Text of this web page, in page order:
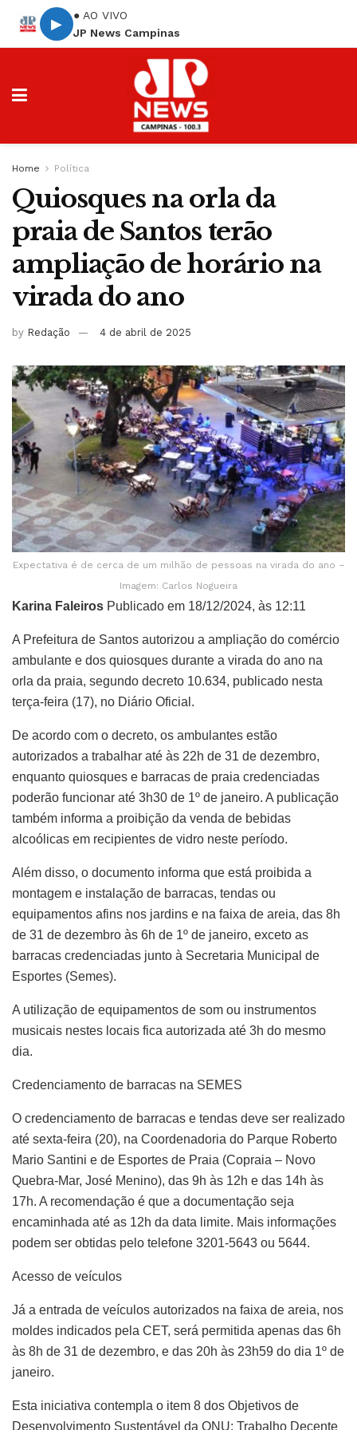
▶
● AO VIVO
JP News Campinas
Home Política
Quiosques na orla da
praia de Santos terão
ampliação de horário na
virada do ano
by Redação 4 de abril de 2025
Expectativa é de cerca de um milhão de pessoas na virada do ano –
Imagem: Carlos Nogueira
Karina Faleiros Publicado em 18/12/2024, às 12:11
A Prefeitura de Santos autorizou a ampliação do comércio
ambulante e dos quiosques durante a virada do ano na
orla da praia, segundo decreto 10.634, publicado nesta
terça-feira (17), no Diário Oficial.
De acordo com o decreto, os ambulantes estão
autorizados a trabalhar até às 22h de 31 de dezembro,
enquanto quiosques e barracas de praia credenciadas
poderão funcionar até 3h30 de 1º de janeiro. A publicação
também informa a proibição da venda de bebidas
alcoólicas em recipientes de vidro neste período.
Além disso, o documento informa que está proibida a
montagem e instalação de barracas, tendas ou
equipamentos afins nos jardins e na faixa de areia, das 8h
de 31 de dezembro às 6h de 1º de janeiro, exceto as
barracas credenciadas junto à Secretaria Municipal de
Esportes (Semes).
A utilização de equipamentos de som ou instrumentos
musicais nestes locais fica autorizada até 3h do mesmo
dia.
Credenciamento de barracas na SEMES
O credenciamento de barracas e tendas deve ser realizado
até sexta-feira (20), na Coordenadoria do Parque Roberto
Mario Santini e de Esportes de Praia (Copraia – Novo
Quebra-Mar, José Menino), das 9h às 12h e das 14h às
17h. A recomendação é que a documentação seja
encaminhada até as 12h da data limite. Mais informações
podem ser obtidas pelo telefone 3201-5643 ou 5644.
Acesso de veículos
Já a entrada de veículos autorizados na faixa de areia, nos
moldes indicados pela CET, será permitida apenas das 6h
às 8h de 31 de dezembro, e das 20h às 23h59 do dia 1º de
janeiro.
Esta iniciativa contempla o item 8 dos Objetivos de
Desenvolvimento Sustentável da ONU: Trabalho Decente